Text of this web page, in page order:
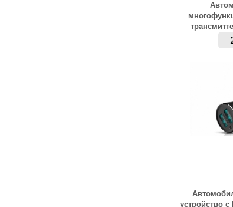
устройство с